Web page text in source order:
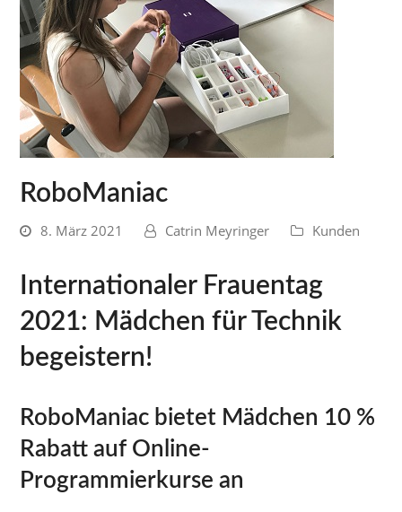
RoboManiac
8. März 2021 Catrin Meyringer Kunden
Internationaler Frauentag
2021: Mädchen für Technik
begeistern!
RoboManiac bietet Mädchen 10 %
Rabatt auf Online-
Programmierkurse an